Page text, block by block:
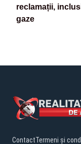
reclamații,
gaze
ContactTermeni și